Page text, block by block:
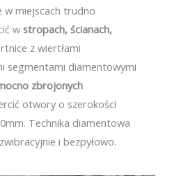
w miejscach trudno
w stropach, ścianach,
z wiertłami
segmentami diamentowymi
zbrojonych
otwory o szerokości
Technika diamentowa
i bezpyłowo.